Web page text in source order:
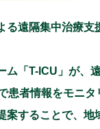
る遠隔集中治療支
ム「T-ICU」が、
患者情報をモニタ
案することで、地